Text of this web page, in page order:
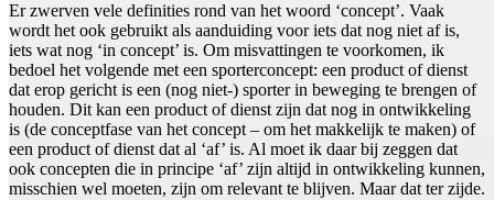
Er zwerven vele definities rond van het woord ‘concept’. Vaak
wordt het ook gebruikt als aanduiding voor iets dat nog niet af is,
iets wat nog ‘in concept’ is. Om misvattingen te voorkomen, ik
bedoel het volgende met een sporterconcept: een product of dienst
dat erop gericht is een (nog niet-) sporter in beweging te brengen of
houden. Dit kan een product of dienst zijn dat nog in ontwikkeling
is (de conceptfase van het concept – om het makkelijk te maken) of
een product of dienst dat al ‘af’ is. Al moet ik daar bij zeggen dat
ook concepten die in principe ‘af’ zijn altijd in ontwikkeling kunnen,
misschien wel moeten, zijn om relevant te blijven. Maar dat ter zijde.